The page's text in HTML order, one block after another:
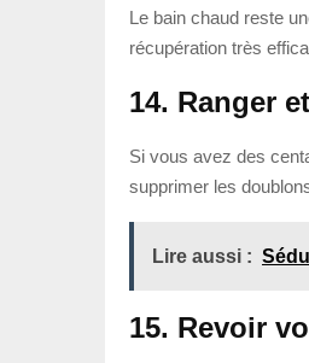
Le bain chaud reste
récupération très
14. Ranger
Si vous avez des
supprimer les
Lire aussi :
15. Revoir